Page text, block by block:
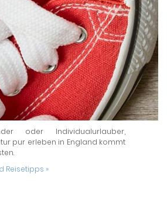
oder Individualurlauber,
pur erleben in England kommt
Reisetipps »